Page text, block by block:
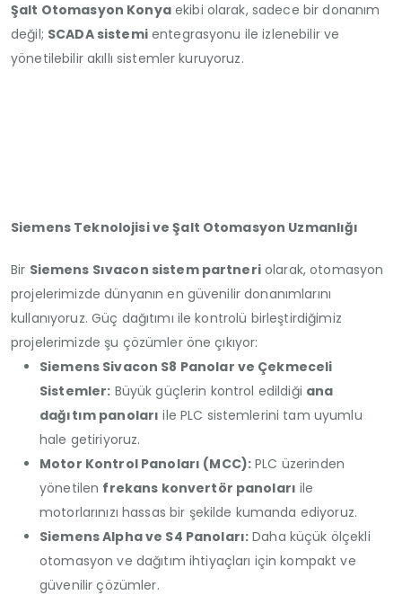
Şalt Otomasyon Konyaekibi olarak, sadece bir donanım
değil; SCADA sistemientegrasyonu ile izlenebilir ve
yönetilebilir akıllı sistemler kuruyoruz.
Siemens Teknolojisi ve Şalt Otomasyon Uzmanlığı
Bir Siemens Sıvacon sistem partneriolarak, otomasyon
projelerimizde dünyanın en güvenilir donanımlarını
kullanıyoruz. Güç dağıtımı ile kontrolü birleştirdiğimiz
projelerimizde şu çözümler öne çıkıyor:
Siemens Sivacon S8 Panolar ve Çekmeceli
Sistemler: Büyük güçlerin kontrol edildiği ana
dağıtım panoları ile PLC sistemlerini tam uyumlu
hale getiriyoruz.
Motor Kontrol Panoları (MCC): PLC üzerinden
yönetilen frekans konvertör panoları ile
motorlarınızı hassas bir şekilde kumanda ediyoruz.
Siemens Alpha ve S4 Panoları: Daha küçük ölçekli
otomasyon ve dağıtım ihtiyaçları için kompakt ve
güvenilir çözümler.